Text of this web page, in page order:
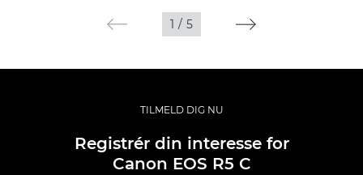
1 / 5
TILMELD DIG NU
Registrér din interesse for
Canon EOS R5 C